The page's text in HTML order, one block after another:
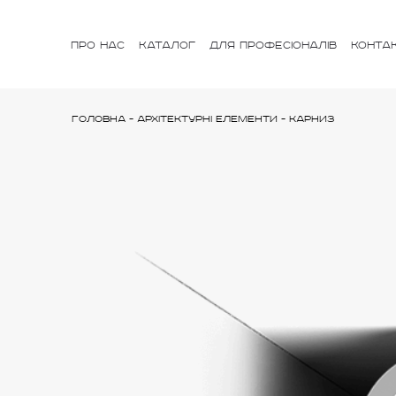
ПРО НАС КАТАЛОГ ДЛЯ ПРОФЕСІОНАЛІВ
Головна- Архітектурні елементи - Карниз